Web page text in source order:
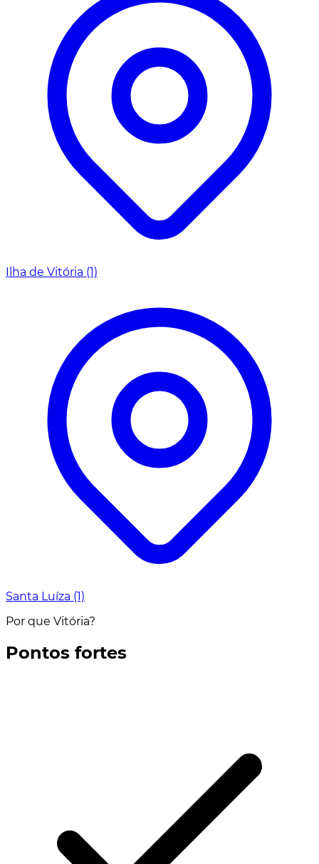
Ilha de Vitória (1)
Santa Luíza (1)
Por que Vitória?
Pontos fortes